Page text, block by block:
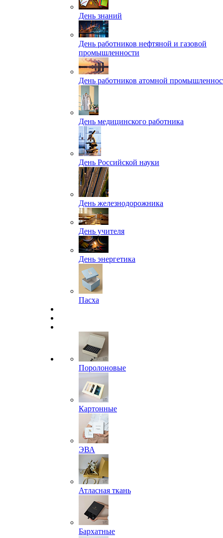
День знаний
День работников нефтяной и газовой
промышленности
День работников атомной
День медицинского работника
День Российской науки
День железнодорожника
День учителя
День энергетика
Пасха
Поролоновые
Картонные
ЭВА
Атласная ткань
Бархатные